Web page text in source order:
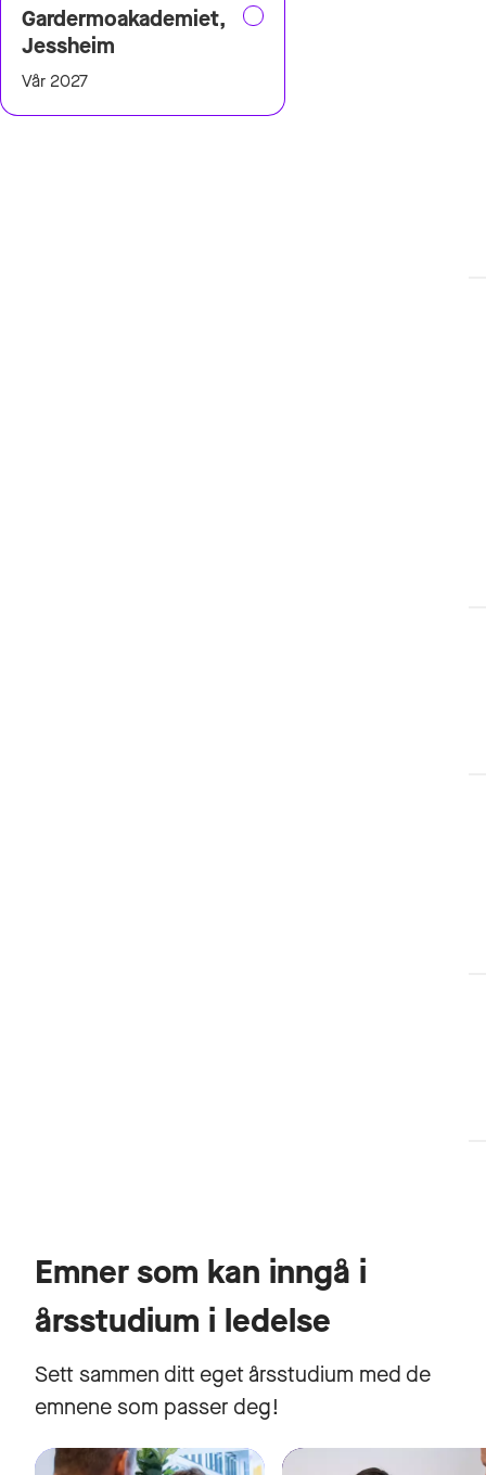
Gardermoakademiet,
Jessheim
Vår 2027
Emner som kan inngå i
årsstudium i ledelse
Sett sammen ditt eget årsstudium med de
emnene som passer deg!